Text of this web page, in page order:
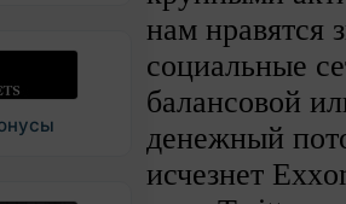
нам нравятся
социальные
балансовой
денежный
исчезнет